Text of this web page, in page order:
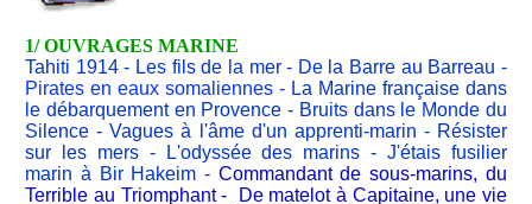
1/ OUVRAGES MARINE
Tahiti 1914- Les fils de la mer- De la Barre au Barreau -
Pirates en eaux somaliennes - La Marine française dans
le débarquement en Provence- Bruits dans le Monde du
Silence -Vagues à l'âme d'un apprenti-marin - Résister
sur les mers - L'odyssée des marins -J'étais fusilier
marin à Bir Hakeim - Commandant de sous-marins, du
Terrible au Triomphant-
De matelot à Capitaine, une vie